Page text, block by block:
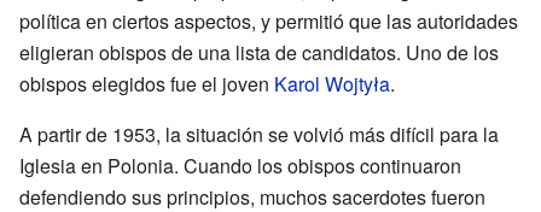
política en ciertos aspectos, y permitió que las autoridades
eligieran obispos de una lista de candidatos. Uno de los
obispos elegidos fue el joven Karol Wojtyła.
A partir de 1953, la situación se volvió más difícil para la
Iglesia en Polonia. Cuando los obispos continuaron
defendiendo sus principios, muchos sacerdotes fueron